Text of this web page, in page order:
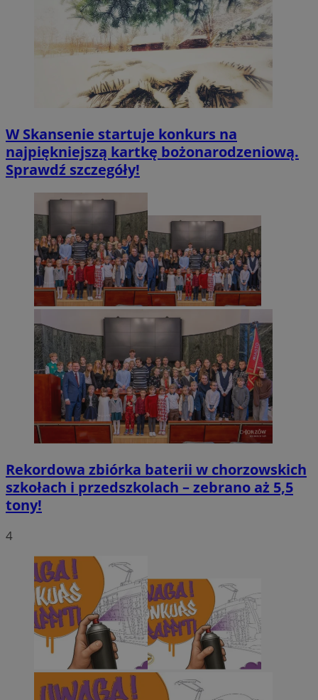
W Skansenie startuje konkurs na
najpiękniejszą kartkę bożonarodzeniową.
Sprawdź szczegóły!
Rekordowa zbiórka baterii w chorzowskich
szkołach i przedszkolach – zebrano aż 5,5
tony!
4